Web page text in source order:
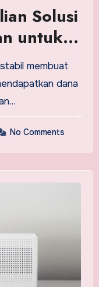
Solusi
untuk
membuat
dana
No Comments